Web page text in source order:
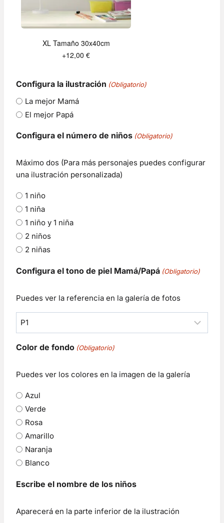
XL Tamaño 30x40cm
+12,00 €
Configura la ilustración (Obligatorio)
La mejor Mamá
El mejor Papá
Configura el número de niños (Obligatorio)
Máximo dos (Para más personajes puedes configurar
una ilustración personalizada)
1 niño
1 niña
1 niño y 1 niña
2 niños
2 niñas
Configura el tono de piel Mamá/Papá (Obligatorio)
Puedes ver la referencia en la galería de fotos
Color de fondo (Obligatorio)
Puedes ver los colores en la imagen de la galería
Azul
Verde
Rosa
Amarillo
Naranja
Blanco
Escribe el nombre de los niños
Aparecerá en la parte inferior de la ilustración